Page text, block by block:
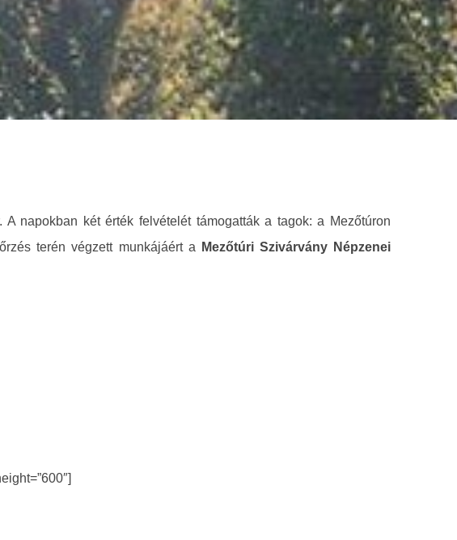
napokban két érték felvételét támogatták a tagok: a Mezőtúron
terén végzett munkájáért a
Mezőtúri Szivárvány Népzenei